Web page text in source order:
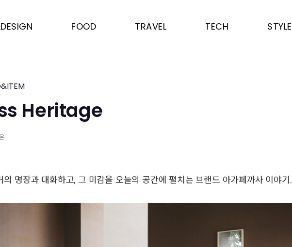
FOOD TRAVEL TECH STYLE
Heritage
의 명장과 대화하고, 그 미감을 오늘의 공간에 펼치는 브랜드 아가페까사 이야기.